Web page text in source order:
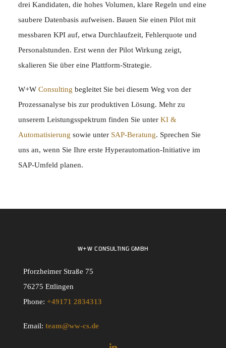
drei Kandidaten, die hohes Volumen, klare Regeln und eine
saubere Datenbasis aufweisen. Bauen Sie einen Pilot mit
messbaren KPI auf, etwa Durchlaufzeit, Fehlerquote und
Personalstunden. Erst wenn der Pilot Wirkung zeigt,
skalieren Sie über eine Plattform-Strategie.
W+W Consulting begleitet Sie bei diesem Weg von der
Prozessanalyse bis zur produktiven Lösung. Mehr zu
unserem Leistungsspektrum finden Sie unter KI &
Automatisierung sowie unter SAP-Beratung. Sprechen Sie
uns an, wenn Sie Ihre erste Hyperautomation-Initiative im
SAP-Umfeld planen.
W+W CONSULTING GMBH
Pforzheimer Straße 75
76275 Ettlingen
Phone: +49171 2834313
Email: team@ww-cs.de